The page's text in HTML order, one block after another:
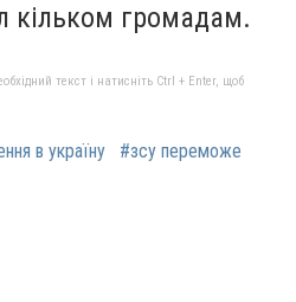
кільком громадам.
текст і натисніть Ctrl + Enter, щоб
в україну
#зсу переможе